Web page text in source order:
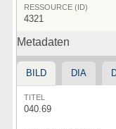
RESSOURCE (ID)
4321
Metadaten
BILD DIA
TITEL
040.69